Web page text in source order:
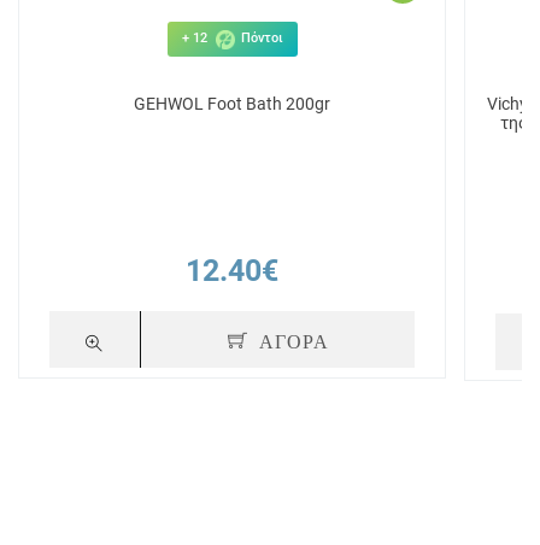
+ 12 Πόντοι
GEHWOL Foot Bath 200gr
12.40€
ΑΓΟΡΑ
Vichy
της